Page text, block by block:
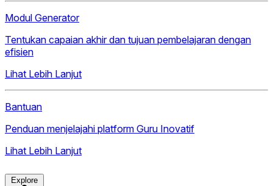
Modul Generator
Tentukan capaian akhir dan tujuan pembelajaran dengan
efisien
Lihat Lebih Lanjut
Bantuan
Penduan menjelajahi platform Guru Inovatif
Lihat Lebih Lanjut
Explore